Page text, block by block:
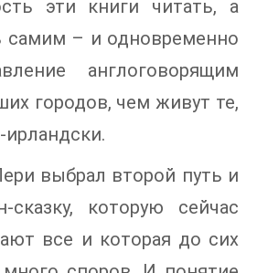
эти книги читать, а
самим – и одновременно
англоговорящим
городов, чем живут те,
ирландски.
выбрал второй путь и
сказку, которую сейчас
все и которая до сих